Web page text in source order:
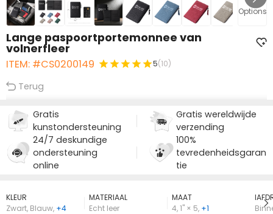
Options
Lange paspoortportemonnee van
volnerfleer
ITEM: #CS0200149 5(10)
Terug
Gratis
kunstondersteuning
Gratis wereldwijde
verzending
24/7 deskundige
ondersteuning
online
100%
tevredenheidsgaran
tie
KLEUR
Zwart, Blauw, +4
MATERIAAL
Echt leer
MAAT
4,1" × 5, +1